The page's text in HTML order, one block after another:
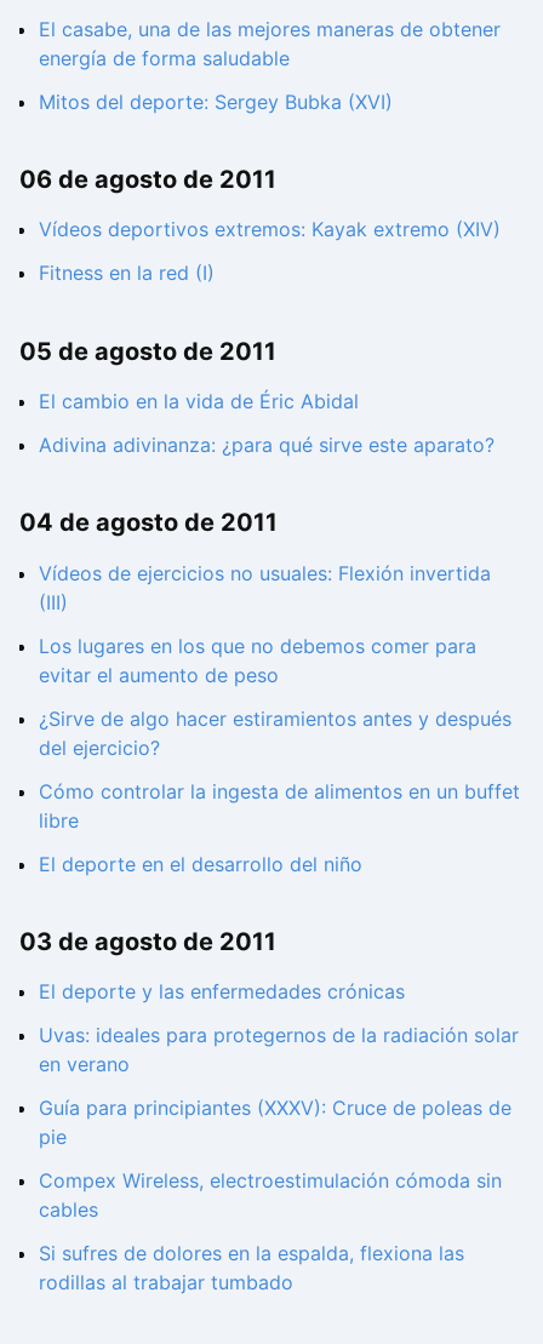
El casabe, una de las mejores maneras de obtener
energía de forma saludable
Mitos del deporte: Sergey Bubka (XVI)
06 de agosto de 2011
Vídeos deportivos extremos: Kayak extremo (XIV)
Fitness en la red (I)
05 de agosto de 2011
El cambio en la vida de Éric Abidal
Adivina adivinanza: ¿para qué sirve este aparato?
04 de agosto de 2011
Vídeos de ejercicios no usuales: Flexión invertida
(III)
Los lugares en los que no debemos comer para
evitar el aumento de peso
¿Sirve de algo hacer estiramientos antes y después
del ejercicio?
Cómo controlar la ingesta de alimentos en un buffet
libre
El deporte en el desarrollo del niño
03 de agosto de 2011
El deporte y las enfermedades crónicas
Uvas: ideales para protegernos de la radiación solar
en verano
Guía para principiantes (XXXV): Cruce de poleas de
pie
Compex Wireless, electroestimulación cómoda sin
cables
Si sufres de dolores en la espalda, flexiona las
rodillas al trabajar tumbado